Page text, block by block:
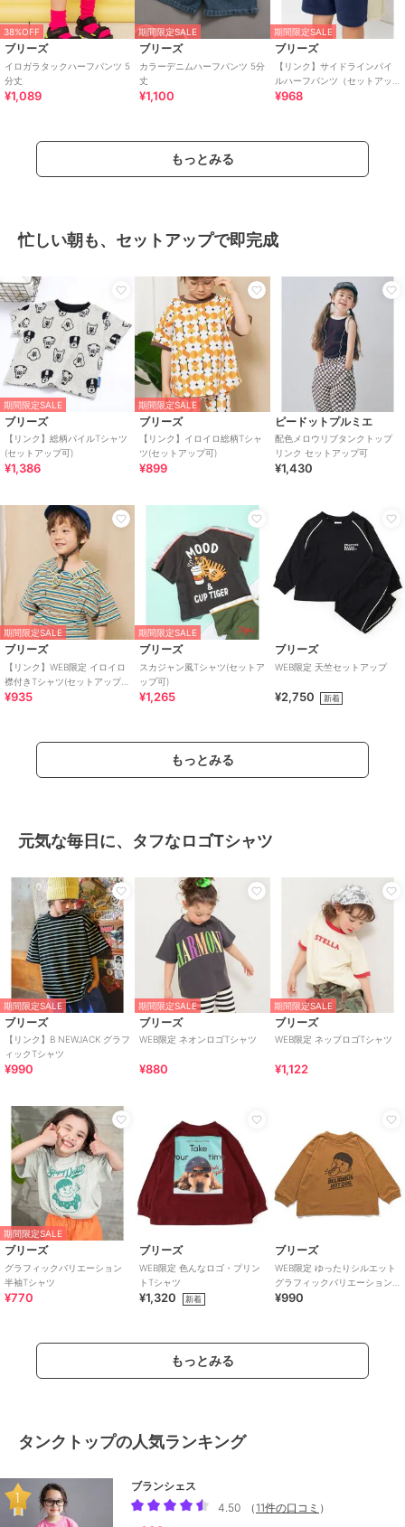
38%OFF
ブリーズ
イロガラタックハーフパンツ 5
分丈
¥1,089
期間限定SALE
ブリーズ
カラーデニムハーフパンツ 5分
丈
¥1,100
期間限定SALE
ブリーズ
【リンク】サイドラインパイ
ルハーフパンツ（セットアッ
¥968
もっとみる
忙しい朝も、セットアップで即完成
期間限定SALE
ブリーズ
【リンク】総柄パイルTシャツ
(セットアップ可)
¥1,386
期間限定SALE
ブリーズ
【リンク】イロイロ総柄Tシャ
ツ(セットアップ可)
¥899
ピードットプルミエ
配色メロウリブタンクトップ
リンク セットアップ可
¥1,430
期間限定SALE
ブリーズ
【リンク】WEB限定 イロイロ
襟付きTシャツ(セットアップ
可)
¥935
期間限定SALE
ブリーズ
スカジャン風Tシャツ(セットア
ップ可)
¥1,265
ブリーズ
WEB限定 天竺セットアップ
¥2,750 新着
もっとみる
元気な毎日に、タフなロゴTシャツ
期間限定SALE
ブリーズ
【リンク】B NEWJACK グラフ
ィックTシャツ
¥990
期間限定SALE
ブリーズ
WEB限定 ネオンロゴTシャツ
¥880
期間限定SALE
ブリーズ
WEB限定 ネップロゴTシャツ
¥1,122
期間限定SALE
ブリーズ
グラフィックバリエーション
半袖Tシャツ
¥770
ブリーズ
WEB限定 色んなロゴ・プリン
トTシャツ
¥1,320 新着
ブリーズ
WEB限定 ゆったりシルエット
グラフィックバリエーションT
シャツ
¥990
もっとみる
タンクトップの人気ランキング
ブランシェス
4.50
（ 11件の口コミ ）